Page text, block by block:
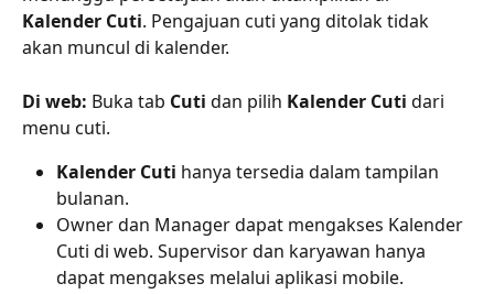
Kalender Cuti. Pengajuan cuti yang ditolak tidak
akan muncul di kalender.
Di web: Buka tab Cuti dan pilih Kalender Cuti dari
menu cuti.
Kalender Cuti hanya tersedia dalam tampilan
bulanan.
Owner dan Manager dapat mengakses Kalender
Cuti di web. Supervisor dan karyawan hanya
dapat mengakses melalui aplikasi mobile.